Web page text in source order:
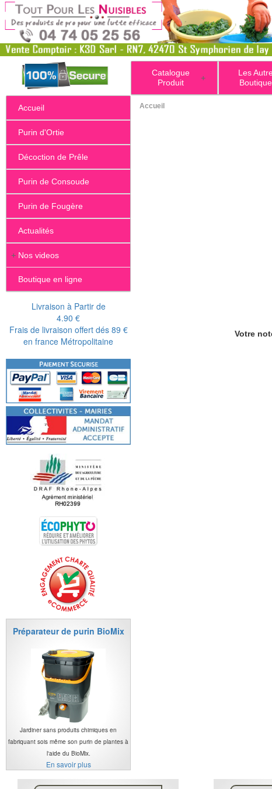
+
Catalogue
Produit
Les
Accueil
Purin d'Ortie
Décoction de Prêle
Purin de Consoude
Purin de Fougère
Actualités
+ Nos videos
Boutique en ligne
Livraison à Partir de
4.90 €
Frais de livraison offert dés 89 €
en france Métropolitaine
Préparateur de purin BioMix
Jardiner sans produits chimiques en
fabriquant sois même son purin de plantes à
l'aide du BioMix.
En savoir plus
Accueil
Votre